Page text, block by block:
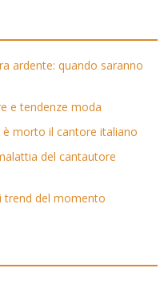
ardente: quando saranno
e tendenze moda
è morto il cantore italiano
del cantautore
trend del momento